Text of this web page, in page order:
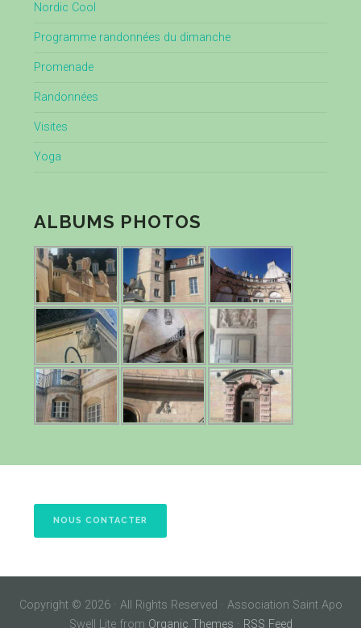
Nordic Cool
Programme randonnées du dimanche
Promenade
Randonnées
Visites
Yoga
ALBUMS PHOTOS
NOUS CONTACTER
Copyright © 2026 · All Rights Reserved · Association Saint Apo
Swell Lite from Organic Themes · RSS Feed